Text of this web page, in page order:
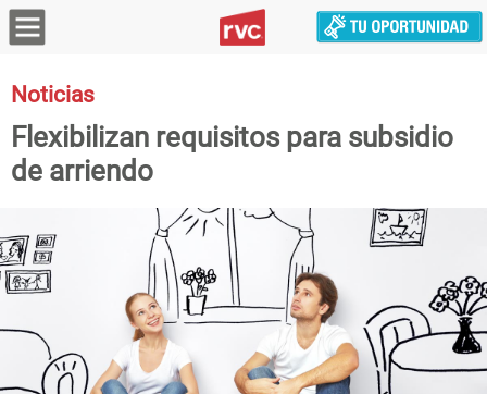
Noticias
Flexibilizan requisitos para subsidio
de arriendo